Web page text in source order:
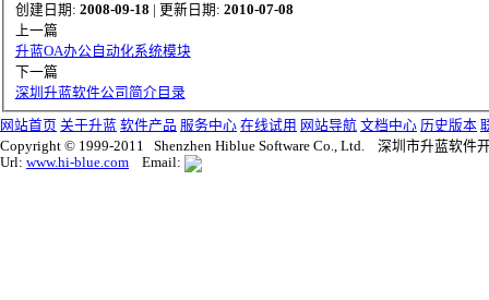
创建日期: 2008-09-18 | 更新日期: 2010-07-08
上一篇
升蓝OA办公自动化系统模块
下一篇
深圳升蓝软件公司简介目录
网站首页 关于升蓝 软件产品 服务中心 在线试用 网站导航 文档中心 历史版本
Copyright © 1999-2011 Shenzhen Hiblue Software Co., Ltd. 深圳市升蓝软件
Url: www.hi-blue.com Email: